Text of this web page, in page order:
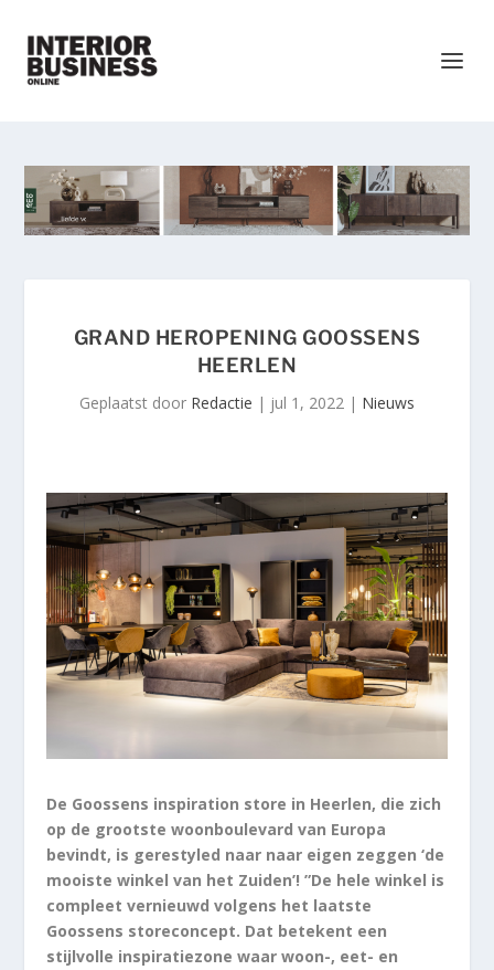
GRAND HEROPENING GOOSSENS
HEERLEN
Geplaatst door Redactie | jul 1, 2022 | Nieuws
De Goossens inspiration store in Heerlen, die zich
op de grootste woonboulevard van Europa
bevindt, is gerestyled naar naar eigen zeggen ‘de
mooiste winkel van het Zuiden’! ”De hele winkel is
compleet vernieuwd volgens het laatste
Goossens storeconcept. Dat betekent een
stijlvolle inspiratiezone waar woon-, eet- en